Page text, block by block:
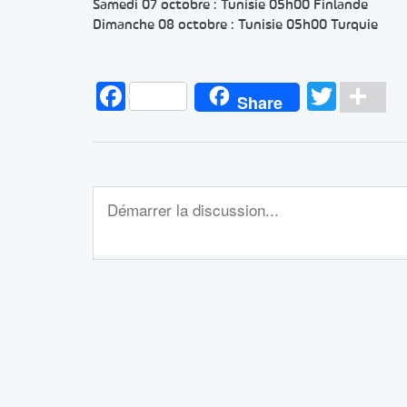
Samedi 07 octobre : Tunisie 05h00 Finlande
Dimanche 08 octobre : Tunisie 05h00 Turquie
FacebookShare Twitter